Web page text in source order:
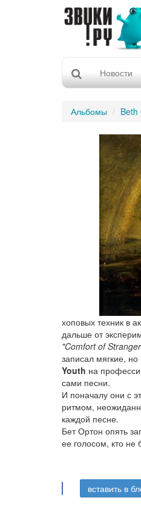
Новости
Альбомы Beth
хоповых техник в
дальше от
"Comfort of
записал мягкие,
Youth на
сами песни.
И поначалу они с
ритмом,
каждой песне.
Бет Ортон опять
ее голосом, кто не
вставить в